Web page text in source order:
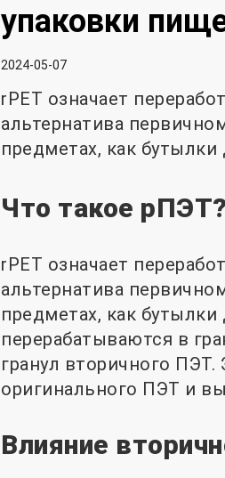
упаковки
2024-05-07
rPET означает
альтернатива
предметах, как
Что такое рПЭТ?
rPET означает
альтернатива
предметах, как
перерабатываются в
гранул вторичного
оригинального ПЭТ и
Влияние